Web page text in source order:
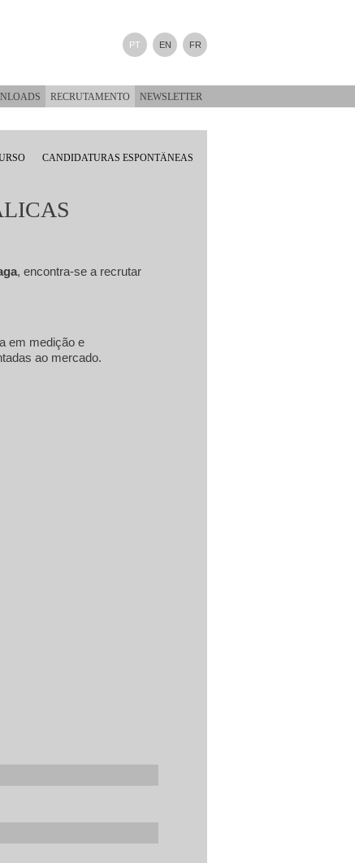
PT EN FR
RECRUTAMENTO NEWSLETTER
CANDIDATURAS ESPONTÂNEAS
, encontra-se a recrutar
em medição e
ao mercado.